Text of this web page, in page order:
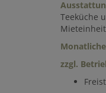
Teeküche
zzgl.